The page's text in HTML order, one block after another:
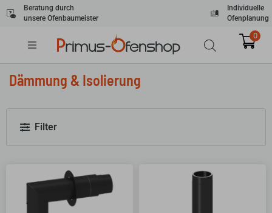
Zum
Inhalt
Beratung durch
unsere Ofenbaumeister
Individuelle
Ofenplanung
0
Dämmung & Isolierung
Filter